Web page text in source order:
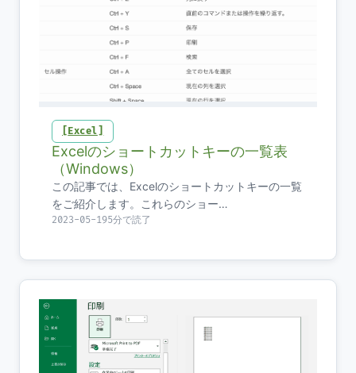
Excel
Excelのショートカットキーの一覧表
（Windows）
この記事では、Excelのショートカットキーの一覧
をご紹介します。これらのショー…
2023-05-195分で読了